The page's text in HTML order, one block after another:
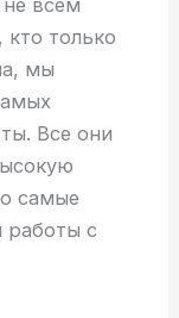
только
мы
Все они
самые
работы с